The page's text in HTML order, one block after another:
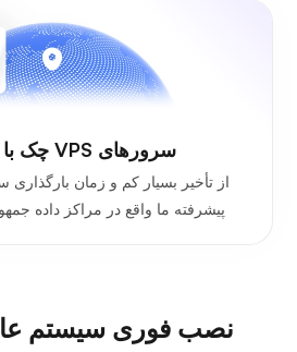
سرورهای VPS چک با تأخیر کم
پیشرفته ما واقع در مراکز داده
نصب فوری سیستم